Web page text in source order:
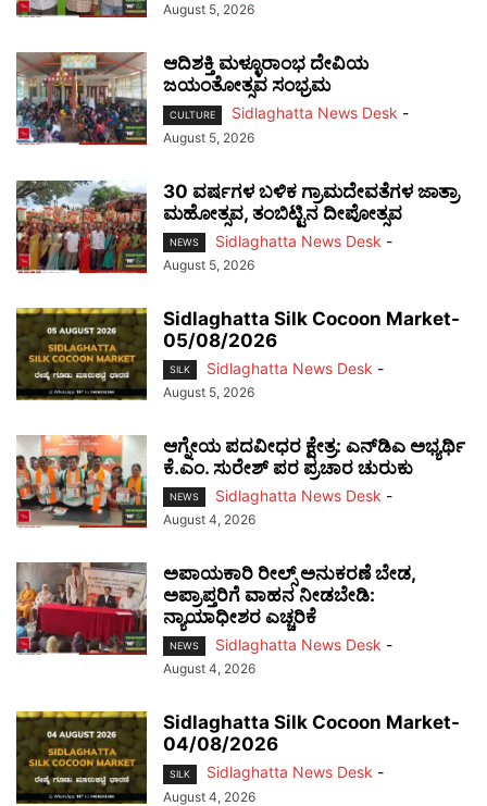
August 5, 2026
ಆದಿಶಕ್ತಿ ಮಳ್ಳೂರಾಂಭ ದೇವಿಯ
ಜಯಂತೋತ್ಸವ ಸಂಭ್ರಮ
CULTURE Sidlaghatta News Desk -
August 5, 2026
30 ವರ್ಷಗಳ ಬಳಿಕ ಗ್ರಾಮದೇವತೆಗಳ ಜಾತ್ರಾ
ಮಹೋತ್ಸವ, ತಂಬಿಟ್ಟಿನ ದೀಪೋತ್ಸವ
NEWS Sidlaghatta News Desk -
August 5, 2026
Sidlaghatta Silk Cocoon Market-
05/08/2026
SILK Sidlaghatta News Desk -
August 5, 2026
ಆಗ್ನೇಯ ಪದವೀಧರ ಕ್ಷೇತ್ರ: ಎನ್‌ಡಿಎ ಅಭ್ಯರ್ಥಿ
ಕೆ.ಎಂ. ಸುರೇಶ್ ಪರ ಪ್ರಚಾರ ಚುರುಕು
NEWS Sidlaghatta News Desk -
August 4, 2026
ಅಪಾಯಕಾರಿ ರೀಲ್ಸ್ ಅನುಕರಣೆ ಬೇಡ,
ಅಪ್ರಾಪ್ತರಿಗೆ ವಾಹನ ನೀಡಬೇಡಿ:
ನ್ಯಾಯಾಧೀಶರ ಎಚ್ಚರಿಕೆ
NEWS Sidlaghatta News Desk -
August 4, 2026
Sidlaghatta Silk Cocoon Market-
04/08/2026
SILK Sidlaghatta News Desk -
August 4, 2026